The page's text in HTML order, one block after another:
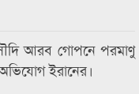
আরব গোপনে পরমাণু
অভিযোগ ইরানের।